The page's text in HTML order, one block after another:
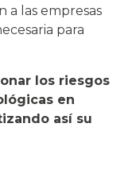
a las empresas
para
los riesgos
en
así su